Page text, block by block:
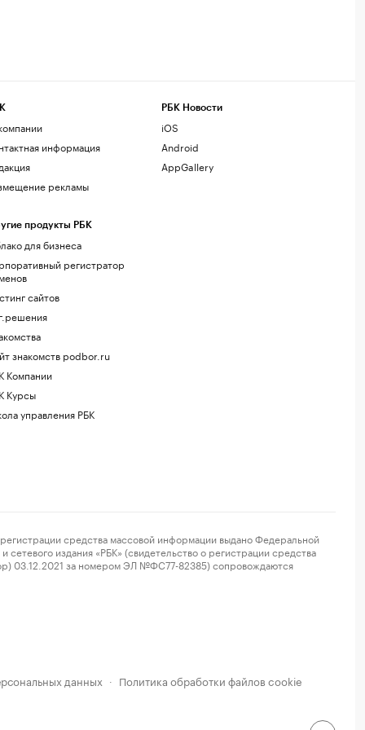
информация
рекламы
продукты РБК
для бизнеса
регистратор
сайтов
знакомств podbor.ru
Компании
Курсы
управления РБК
РБК Новости
iOS
Android
AppGallery
средства массовой информации выдано Федеральной
издания «РБК» (свидетельство о регистрации средства
03.12.2021 за номером ЭЛ №ФС77-82385) сопровождаются
данных · Политика обработки файлов cookie